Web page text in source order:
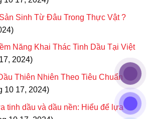
Sinh Từ Đâu Trong Thực Vật ?
Năng Khai Thác Tinh Dầu Tại Việt
2024)
Thiên Nhiên Theo Tiêu Chuẩn
10 17, 2024)
tinh dầu và dầu nền: Hiểu để lựa